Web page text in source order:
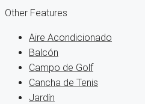
Other Features
Aire Acondicionado
Balcón
Campo de Golf
Cancha de Tenis
Jardín